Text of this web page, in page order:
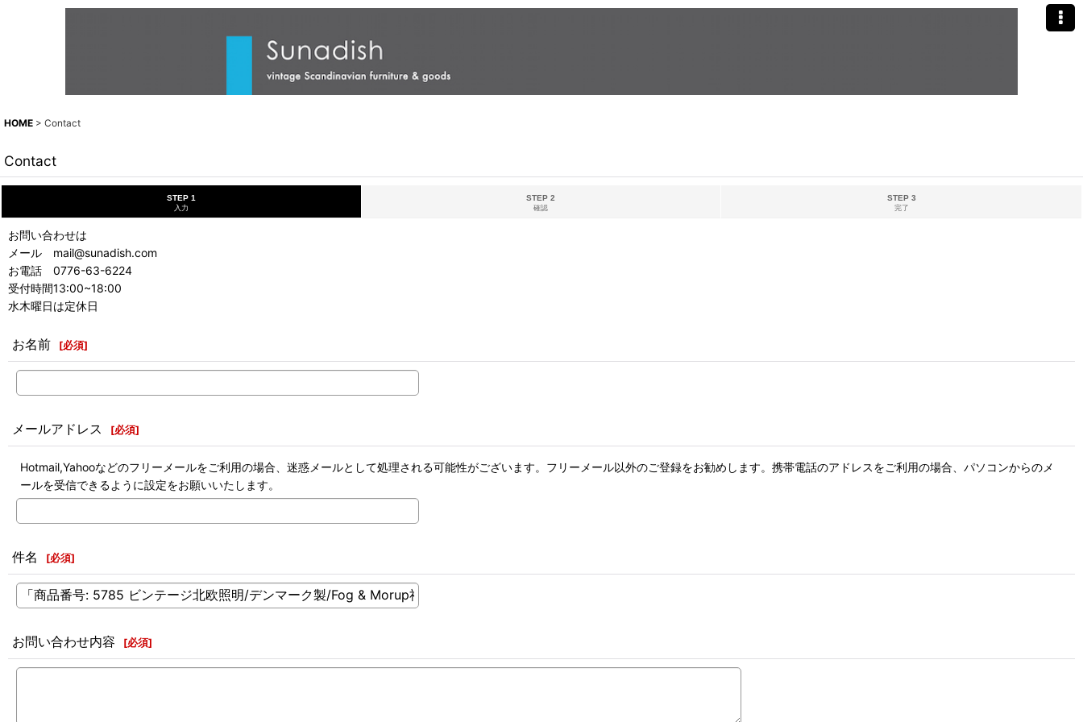
HOME > Contact
Contact
STEP 1
入力
STEP 2
確認
STEP 3
完了
お問い合わせは
メール mail@sunadish.com
お電話 0776-63-6224
受付時間13:00~18:00
水木曜日は定休日
お名前 [必須]
メールアドレス [必須]
Hotmail,Yahooなどのフリーメールをご利用の場合、迷惑メールとして処理される可能性がございます。フリーメール以外のご登録をお勧めします。携帯電話のアドレスをご利用の場合、パソコンからのメ
ールを受信できるように設定をお願いいたします。
件名 [必須]
お問い合わせ内容 [必須]